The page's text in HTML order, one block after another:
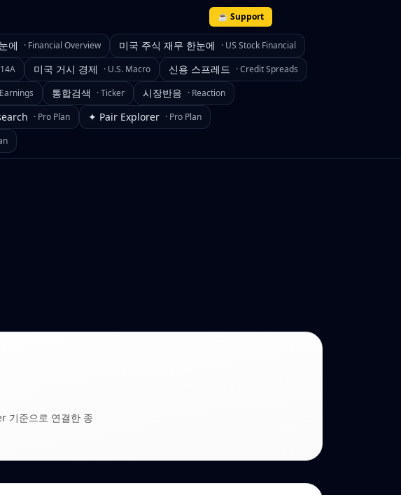
☕ Support
에 · Financial Overview 미국 주식 재무 한눈에 · US Stock Financial
미국 거시 경제 · U.S. Macro 신용 스프레드 ·Credit Spreads
Earnings 통합검색 ·Ticker 시장반응 · Reaction
· Pro Plan ✦ Pair Explorer · Pro Plan
기준으로 연결한 종